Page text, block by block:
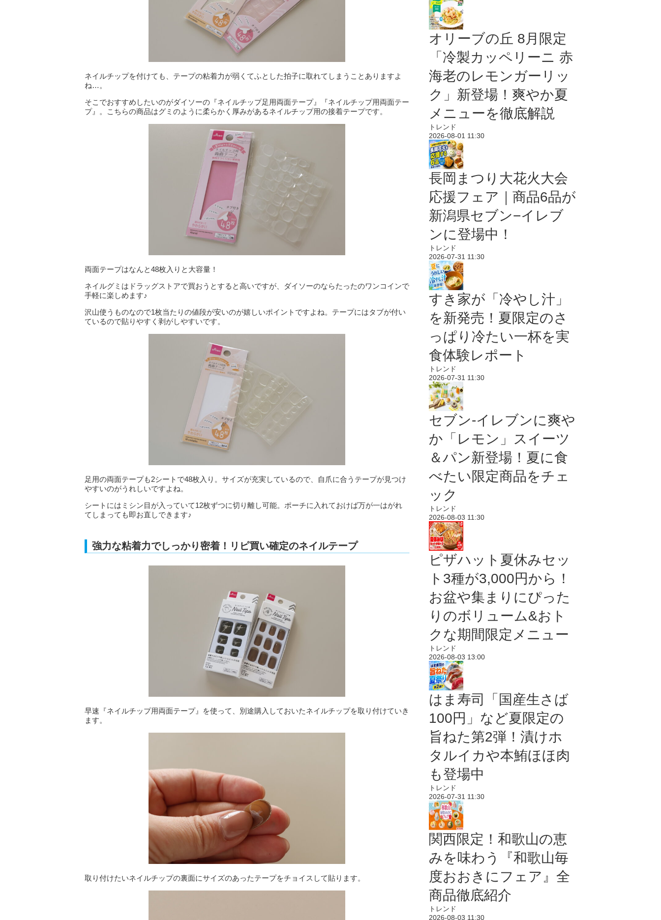
ネイルチップを付けても、テープの粘着力が弱くてふとした拍子に取れてしまうことありますよ
ね…。
そこでおすすめしたいのがダイソーの『ネイルチップ足用両面テープ』『ネイルチップ用両面テー
プ』。こちらの商品はグミのように柔らかく厚みがあるネイルチップ用の接着テープです。
両面テープはなんと48枚入りと大容量！
ネイルグミはドラッグストアで買おうとすると高いですが、ダイソーのならたったのワンコインで
手軽に楽しめます♪
沢山使うものなので1枚当たりの値段が安いのが嬉しいポイントですよね。テープにはタブが付い
ているので貼りやすく剥がしやすいです。
足用の両面テープも2シートで48枚入り。サイズが充実しているので、自爪に合うテープが見つけ
やすいのがうれしいですよね。
シートにはミシン目が入っていて12枚ずつに切り離し可能。ポーチに入れておけば万が一はがれ
てしまっても即お直しできます♪
強力な粘着力でしっかり密着！リピ買い確定のネイルテープ
早速『ネイルチップ用両面テープ』を使って、別途購入しておいたネイルチップを取り付けていき
ます。
取り付けたいネイルチップの裏面にサイズのあったテープをチョイスして貼ります。
オリーブの丘 8月限定
「冷製カッペリーニ 赤
海老のレモンガーリッ
ク」新登場！爽やか夏
メニューを徹底解説
トレンド
2026-08-01 11:30
長岡まつり大花火大会
応援フェア｜商品6品が
新潟県セブン−イレブ
ンに登場中！
トレンド
2026-07-31 11:30
すき家が「冷やし汁」
を新発売！夏限定のさ
っぱり冷たい一杯を実
食体験レポート
トレンド
2026-07-31 11:30
セブン‐イレブンに爽や
か「レモン」スイーツ
＆パン新登場！夏に食
べたい限定商品をチェ
ック
トレンド
2026-08-03 11:30
ピザハット夏休みセッ
ト3種が3,000円から！
お盆や集まりにぴった
りのボリューム&おト
クな期間限定メニュー
トレンド
2026-08-03 13:00
はま寿司「国産生さば
100円」など夏限定の
旨ねた第2弾！漬けホ
タルイカや本鮪ほほ肉
も登場中
トレンド
2026-07-31 11:30
関西限定！和歌山の恵
みを味わう『和歌山毎
度おおきにフェア』全
商品徹底紹介
トレンド
2026-08-03 11:30